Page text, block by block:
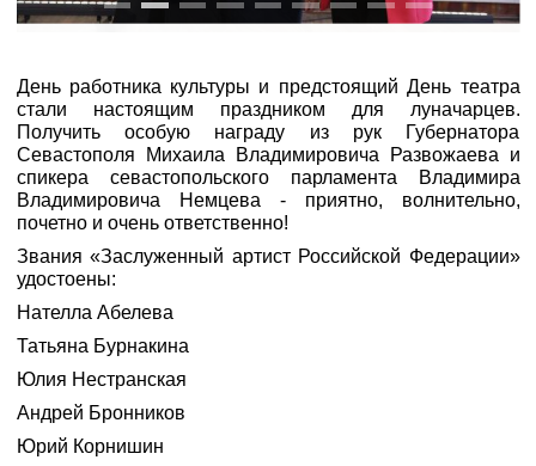
День работника культуры и предстоящий День театра
стали настоящим праздником для луначарцев.
Получить особую награду из рук Губернатора
Севастополя Михаила Владимировича Развожаева и
спикера севастопольского парламента Владимира
Владимировича Немцева - приятно, волнительно,
почетно и очень ответственно!
Звания «Заслуженный артист Российской Федерации»
удостоены:
Нателла Абелева
Татьяна Бурнакина
Юлия Нестранская
Андрей Бронников
Юрий Корнишин